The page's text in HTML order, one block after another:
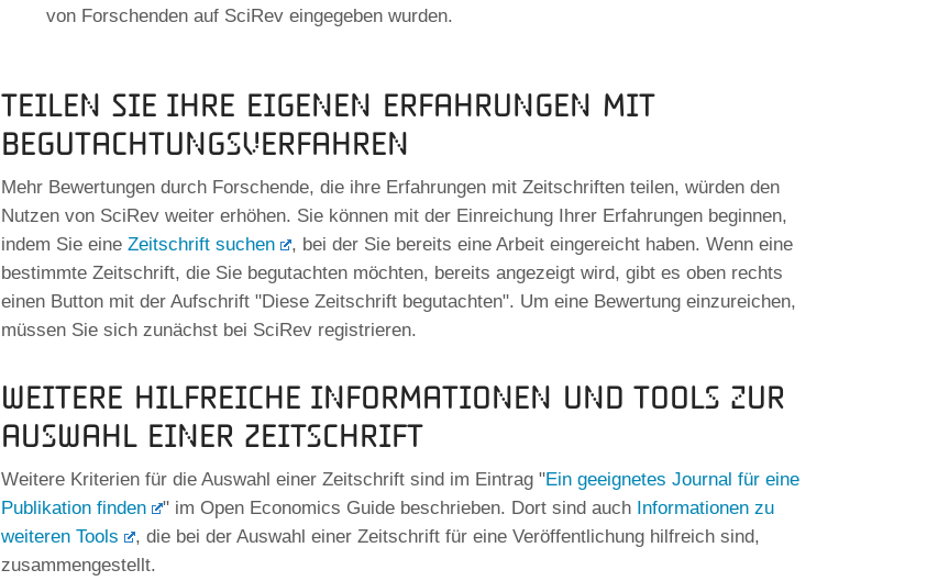
von Forschenden auf SciRev eingegeben wurden.
Teilen Sie Ihre eigenen Erfahrungen mit
Begutachtungsverfahren
Mehr Bewertungen durch Forschende, die ihre Erfahrungen mit Zeitschriften teilen, würden den
Nutzen von SciRev weiter erhöhen. Sie können mit der Einreichung Ihrer Erfahrungen beginnen,
indem Sie eine Zeitschrift suchen
, bei der Sie bereits eine Arbeit eingereicht haben. Wenn eine
bestimmte Zeitschrift, die Sie begutachten möchten, bereits angezeigt wird, gibt es oben rechts
einen Button mit der Aufschrift "Diese Zeitschrift begutachten". Um eine Bewertung einzureichen,
müssen Sie sich zunächst bei SciRev registrieren.
Weitere hilfreiche Informationen und Tools zur
Auswahl einer Zeitschrift
Weitere Kriterien für die Auswahl einer Zeitschrift sind im Eintrag "Ein geeignetes Journal für eine
Publikation finden
" im Open Economics Guide beschrieben. Dort sind auch Informationen zu
weiteren Tools
, die bei der Auswahl einer Zeitschrift für eine Veröffentlichung hilfreich sind,
zusammengestellt.